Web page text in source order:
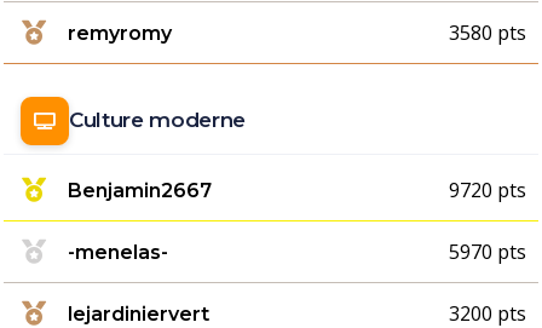
remyromy 3580 pts
Culture moderne
Benjamin2667 9720 pts
-menelas- 5970 pts
lejardiniervert 3200 pts